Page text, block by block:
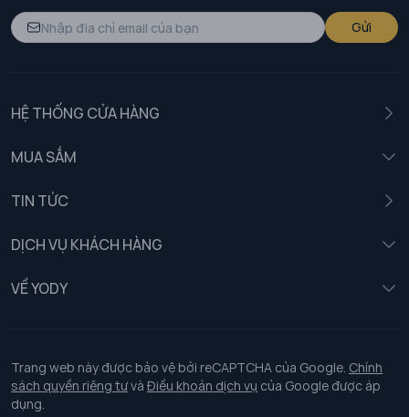
Gửi
HỆ THỐNG CỬA HÀNG
MUA SẮM
TIN TỨC
DỊCH VỤ KHÁCH HÀNG
Chính sách khách hàng thân thiết
Chính sách bảo vệ dữ liệu cá nhân
Chính sách thanh toán, giao nhận
VỀ YODY
Tuyển dụng
Trang web này được bảo vệ bởi reCAPTCHA của Google. Chính
sách quyền riêng tưvà Điều khoản dịch vụ của Google được áp
dụng.